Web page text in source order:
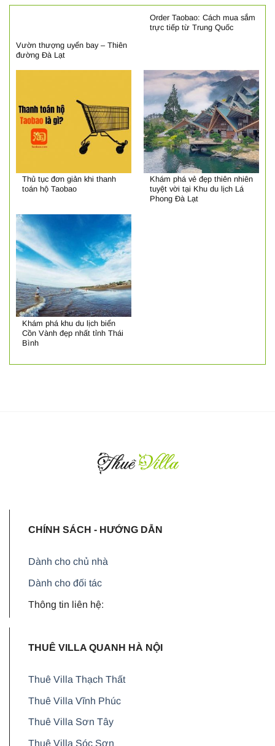
Vườn thượng uyển bay – Thiên
đường Đà Lạt
Order Taobao: Cách mua sắm
trực tiếp từ Trung Quốc
Thủ tục đơn giản khi thanh
toán hộ Taobao
Khám phá vẻ đẹp thiên nhiên
tuyệt vời tại Khu du lịch Lá
Phong Đà Lạt
Khám phá khu du lịch biển
Cồn Vành đẹp nhất tỉnh Thái
Bình
CHÍNH SÁCH - HƯỚNG DẪN
Dành cho chủ nhà
Dành cho đối tác
Thông tin liên hệ:
THUÊ VILLA QUANH HÀ NỘI
Thuê Villa Thạch Thất
Thuê Villa Vĩnh Phúc
Thuê Villa Sơn Tây
Thuê Villa Sóc Sơn